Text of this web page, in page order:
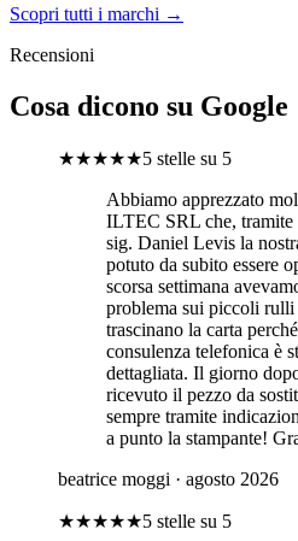
Scopri tutti i marchi →
Recensioni
Cosa dicono su Google
★★★★★5 stelle su 5
Abbiamo apprezzato
ILTEC SRL che, tramite
sig. Daniel Levis la
potuto da subito essere
scorsa settimana
problema sui piccoli rulli
trascinano la carta
consulenza telefonica è
dettagliata. Il giorno
ricevuto il pezzo da
sempre tramite
a punto la stampante!
beatrice moggi · agosto 2026
★★★★★5 stelle su 5